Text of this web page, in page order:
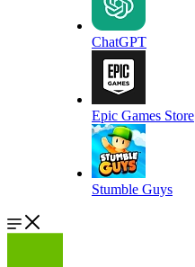
ChatGPT
Epic Games Store
Stumble Guys